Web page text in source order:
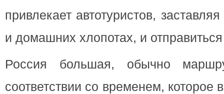
привлекает автотуристов,
и домашних хлопотах, и
Россия большая, обычно
соответствии со временем, которое